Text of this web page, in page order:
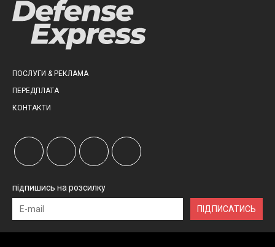
ПОСЛУГИ & РЕКЛАМА
ПЕРЕДПЛАТА
КОНТАКТИ
підпишись на розсилку
ПІДПИСАТИСЬ